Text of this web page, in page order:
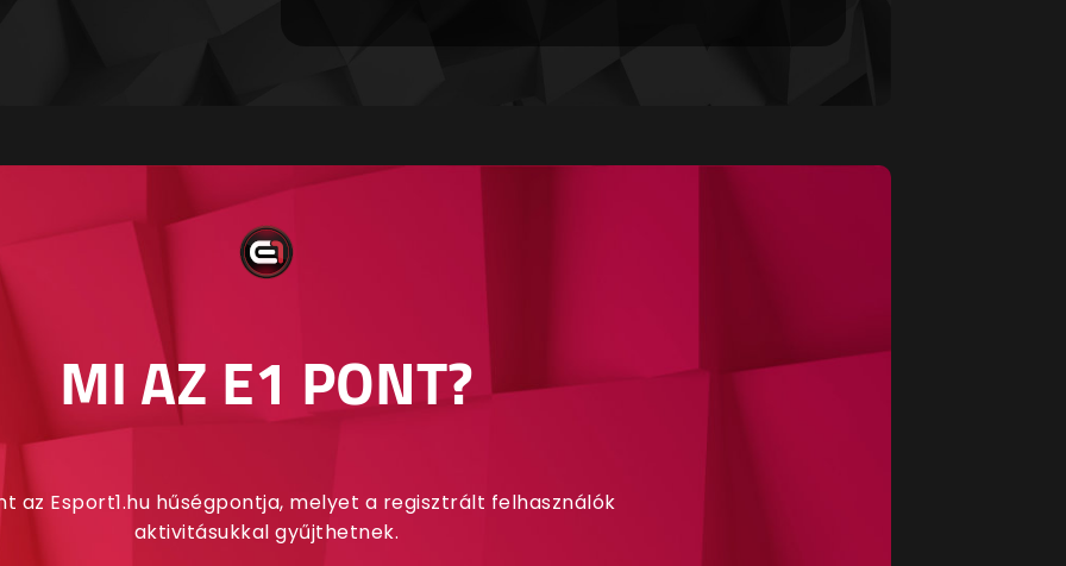
MI AZ E1 PONT?
az Esport1.hu hűségpontja, melyet a regisztrált felhasználók
aktivitásukkal gyűjthetnek.